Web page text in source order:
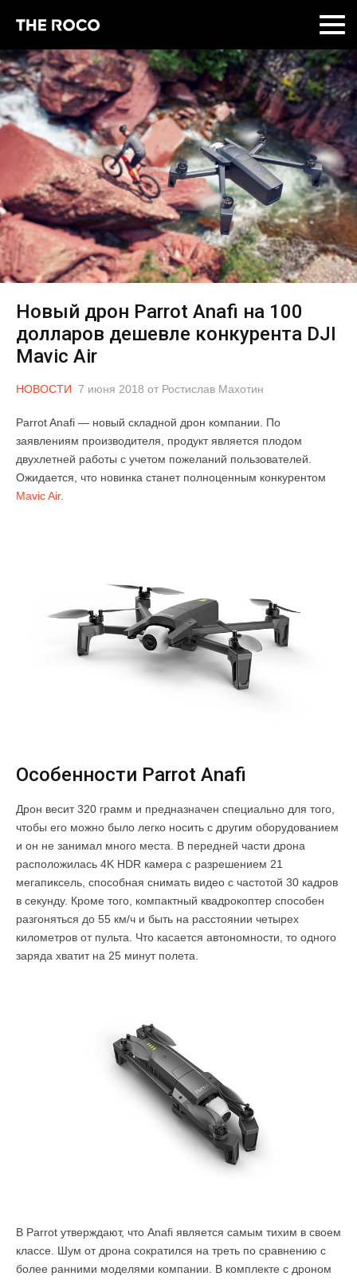
Новый дрон Parrot Anafi на 100
долларов дешевле конкурента DJI
Mavic Air
НОВОСТИ 7 июня 2018 от Ростислав Махотин
Parrot Anafi — новый складной дрон компании. По
заявлениям производителя, продукт является плодом
двухлетней работы с учетом пожеланий пользователей.
Ожидается, что новинка станет полноценным конкурентом
Mavic Air.
Особенности Parrot Anafi
Дрон весит 320 грамм и предназначен специально для того,
чтобы его можно было легко носить с другим оборудованием
и он не занимал много места. В передней части дрона
расположилась 4K HDR камера с разрешением 21
мегапиксель, способная снимать видео с частотой 30 кадров
в секунду. Кроме того, компактный квадрокоптер способен
разгоняться до 55 км/ч и быть на расстоянии четырех
километров от пульта. Что касается автономности, то одного
заряда хватит на 25 минут полета.
В Parrot утверждают, что Anafi является самым тихим в своем
классе. Шум от дрона сократился на треть по сравнению с
более ранними моделями компании. В комплекте с дроном